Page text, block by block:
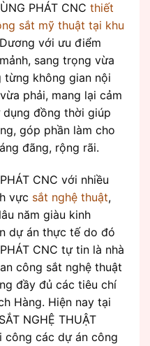
PHÁT CNC thiết
sắt mỹ thuật tại khu
với ưu điểm
sang trọng vừa
không gian nội
phải, mang lại cảm
đồng thời giúp
góp phần làm cho
đãng, rộng rãi.
CNC với nhiều
vực sắt nghệ thuật,
năm giàu kinh
dự án thực tế do đó
CNC tự tin là nhà
công sắt nghệ thuật
đầy đủ các tiêu chí
Hàng. Hiện nay tại
NGHỆ THUẬT
công các dự án công